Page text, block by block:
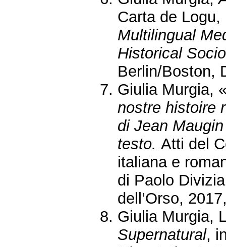
Carta de
Multilingual
Historical
Berlin/Boston,
Giulia Murgia,
nostre histoire
di Jean
testo. Atti del
italiana e
di Paolo
dell’Orso,
Giulia Murgia,
Supernatural,